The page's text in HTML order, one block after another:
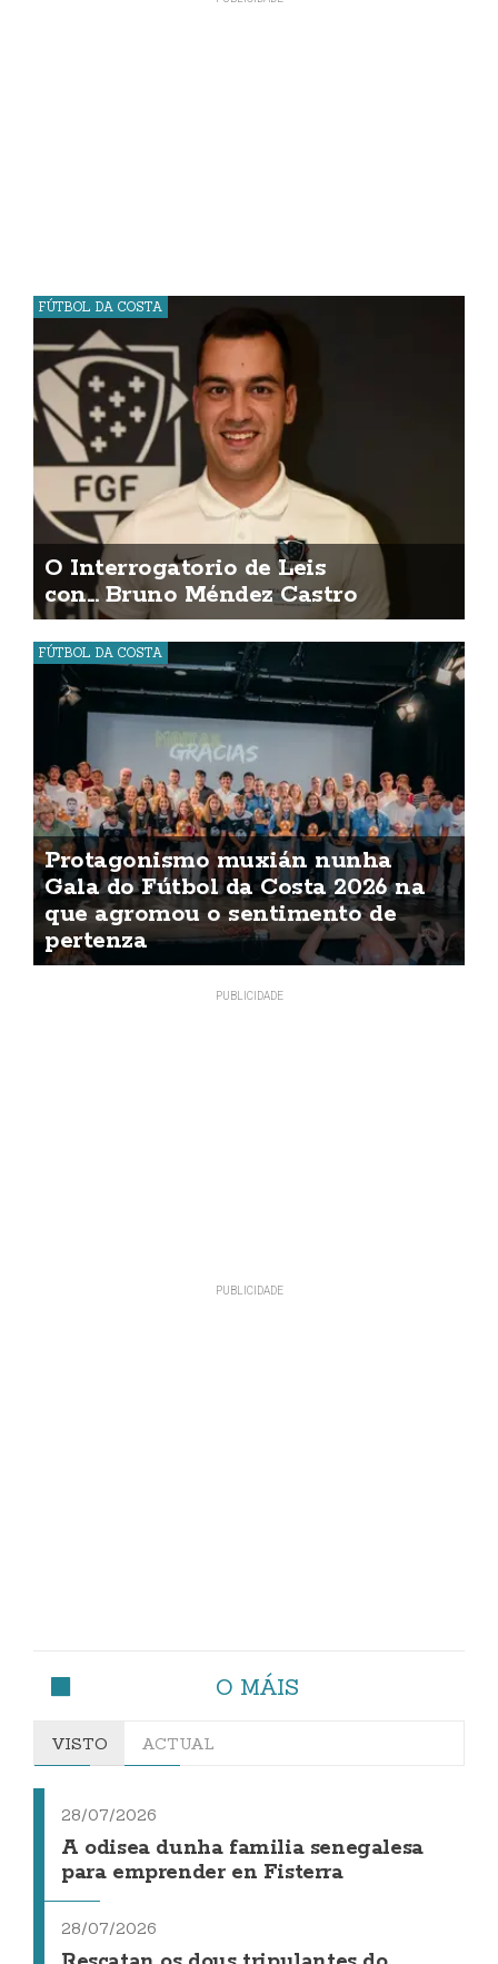
FÚTBOL DA COSTA
O Interrogatorio de Leis
con... Bruno Méndez Castro
FÚTBOL DA COSTA
Protagonismo muxián nunha
Gala do Fútbol da Costa 2026 na
que agromou o sentimento de
pertenza
O MÁIS
VISTO ACTUAL
28/07/2026
A odisea dunha familia senegalesa
para emprender en Fisterra
28/07/2026